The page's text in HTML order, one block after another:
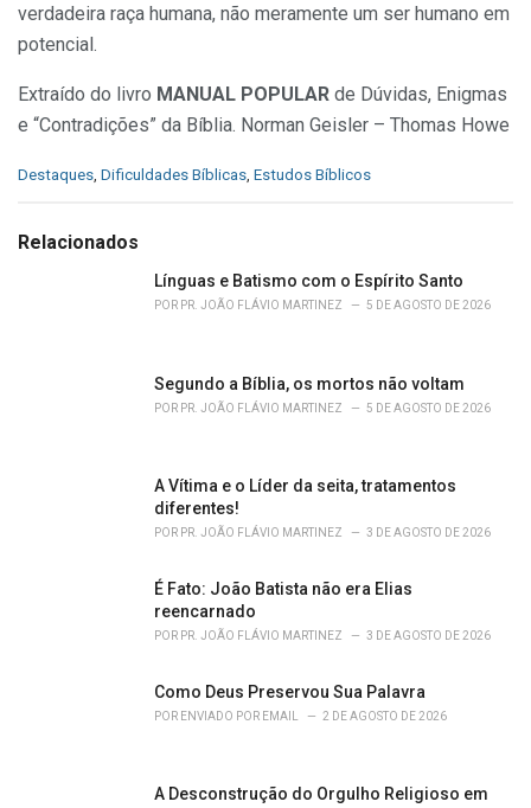
verdadeira raça humana, não meramente um ser humano em
potencial.
Extraído do livro MANUAL POPULAR de Dúvidas, Enigmas
e “Contradições” da Bíblia. Norman Geisler – Thomas Howe
C
e
Destaques Dificuldades Bíblicas Estudos Bíblicos
Relacionados
Línguas e Batismo com o Espírito Santo
POR PR. JOÃO FLÁVIO MARTINEZ 5 DE AGOSTO DE 2026
Segundo a Bíblia, os mortos não voltam
POR PR. JOÃO FLÁVIO MARTINEZ 5 DE AGOSTO DE 2026
A Vítima e o Líder da seita, tratamentos
diferentes!
POR PR. JOÃO FLÁVIO MARTINEZ 3 DE AGOSTO DE 2026
É Fato: João Batista não era Elias
reencarnado
POR PR. JOÃO FLÁVIO MARTINEZ 3 DE AGOSTO DE 2026
Como Deus Preservou Sua Palavra
POR ENVIADO POR EMAIL 2 DE AGOSTO DE 2026
A Desconstrução do Orgulho Religioso em